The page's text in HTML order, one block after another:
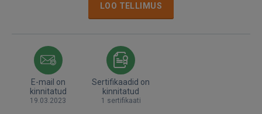
LOO TELLIMUS
E-mail on
kinnitatud
19.03.2023
Sertifikaadid on
kinnitatud
1 sertifikaati